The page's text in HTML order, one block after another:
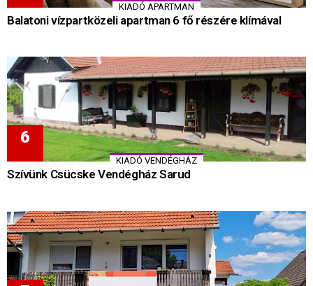
KIADÓ APARTMAN
Balatoni vízpartközeli apartman 6 fő részére klímával
KIADÓ VENDÉGHÁZ
Szívünk Csücske Vendégház Sarud